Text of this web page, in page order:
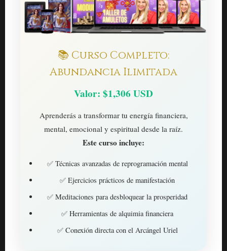
📚 Curso Completo:
Abundancia Ilimitada
Valor: $1,306 USD
Aprenderás a transformar tu energía financiera,
mental, emocional y espiritual desde la raíz.
Este curso incluye:
✅ Técnicas avanzadas de reprogramación mental
✅ Ejercicios prácticos de manifestación
✅ Meditaciones para desbloquear la prosperidad
✅ Herramientas de alquimia financiera
✅ Conexión directa con el Arcángel Uriel